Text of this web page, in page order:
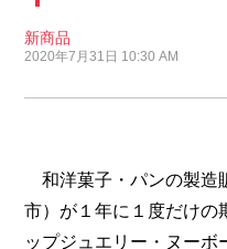
新商品
2020年7月31日 10:30 AM
和洋菓子・パンの製造
市）が１年に１度だけの
ップジュエリー・ヌーボ